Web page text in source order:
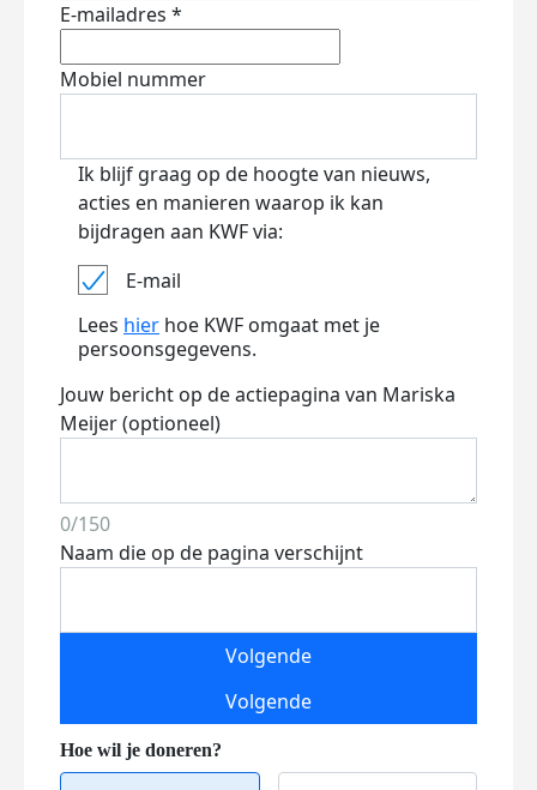
E-mailadres *
Mobiel nummer
Ik blijf graag op de hoogte van nieuws,
acties en manieren waarop ik kan
bijdragen aan KWF via:
E-mail
Lees hier hoe KWF omgaat met je
persoonsgegevens.
Jouw bericht op de actiepagina van Mariska
Meijer (optioneel)
0/150
Naam die op de pagina verschijnt
Volgende
Volgende